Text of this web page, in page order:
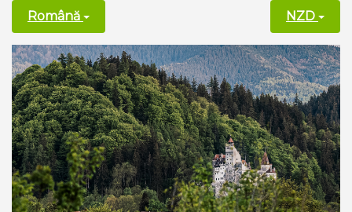
Română NZD